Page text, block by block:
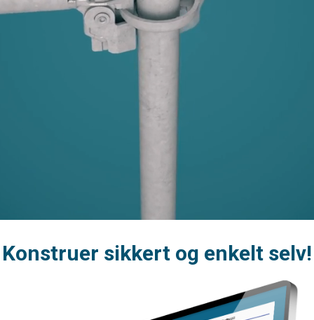
Konstruer sikkert og enkelt selv!